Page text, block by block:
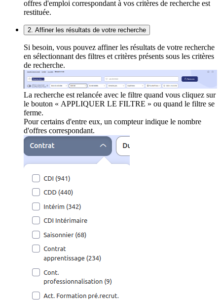
offres d'emploi correspondant à vos critères de recherche est
restituée.
2. Affiner les résultats de votre recherche
Si besoin, vous pouvez affiner les résultats de votre recherche
en sélectionnant des filtres et critères présents sous les critères
de recherche.
La recherche est relancée avec le filtre quand vous cliquez sur
le bouton « APPLIQUER LE FILTRE » ou quand le filtre se
ferme.
Pour certains d'entre eux, un compteur indique le nombre
d'offres correspondant.